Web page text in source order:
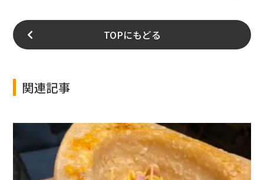
TOPにもどる
関連記事